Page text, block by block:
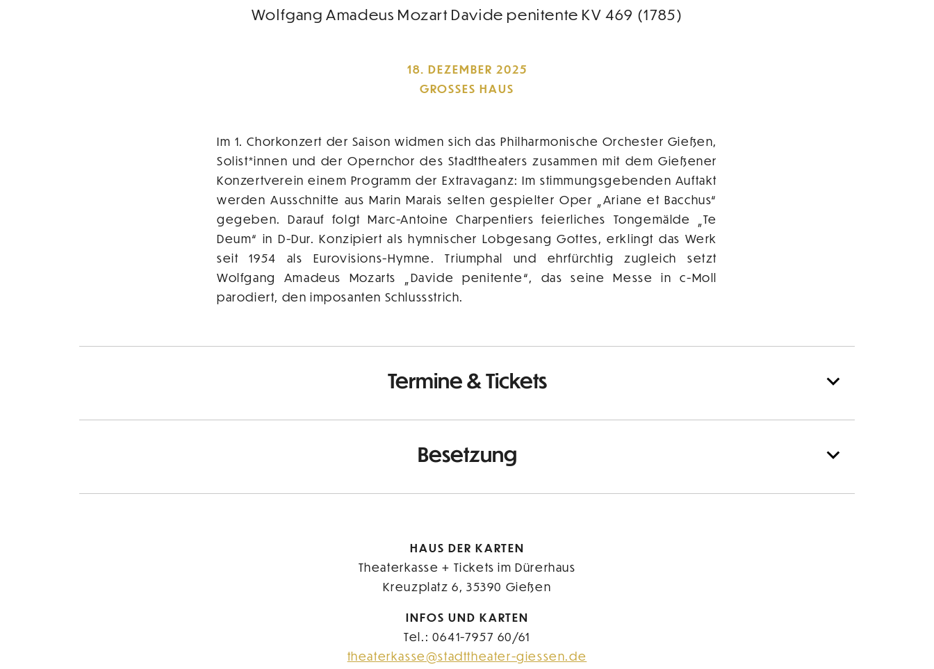
Wolfgang Amadeus Mozart Davide penitente KV 469 (1785)
18. DEZEMBER 2025
GROSSES HAUS
Im 1. Chorkonzert der Saison widmen sich das Philharmonische Orchester Gießen,
Solist*innen und der Opernchor des Stadttheaters zusammen mit dem Gießener
Konzertverein einem Programm der Extravaganz: Im stimmungsgebenden Auftakt
werden Ausschnitte aus Marin Marais selten gespielter Oper „Ariane et Bacchus“
gegeben. Darauf folgt Marc-Antoine Charpentiers feierliches Tongemälde „Te
Deum“ in D-Dur. Konzipiert als hymnischer Lobgesang Gottes, erklingt das Werk
seit 1954 als Eurovisions-Hymne. Triumphal und ehrfürchtig zugleich setzt
Wolfgang Amadeus Mozarts „Davide penitente“, das seine Messe in c-Moll
parodiert, den imposanten Schlussstrich.
Termine & Tickets
Besetzung
HAUS DER KARTEN
Theaterkasse + Tickets im Dürerhaus
Kreuzplatz 6, 35390 Gießen
INFOS UND KARTEN
Tel.: 0641-7957 60/61
theaterkasse@stadttheater-giessen.de